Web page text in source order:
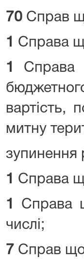
70 Справ
1
Справа
1
Справа
вартість,
митну
зупинення
1
Справа
1
Справа
числі;
7 Справ